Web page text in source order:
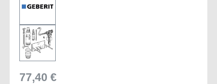
77,40 €